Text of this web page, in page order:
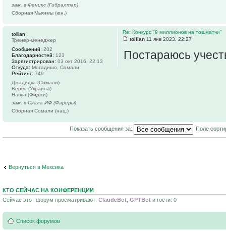
зам. в Феникс (Гибралтар)
Сборная Мьянмы (юн.)
Re: Конкурс "9 миллионов на тов.матчи"
tollian 11 янв 2023, 22:27
Постараюсь
tollian
Тренер-менеджер
Сообщений: 202
Благодарностей: 123
Зарегистрирован: 03 окт 2016, 22:13
Откуда: Могадишо, Сомали
Рейтинг: 749
Джадидка (Сомали)
Верес (Украина)
Навуа (Фиджи)
зам. в Скала ИФ (Фареры)
Сборная Сомали (нац.)
Показать сообщения за: Поле
Вернуться в Мексика
КТО СЕЙЧАС НА КОНФЕРЕНЦИИ
Сейчас этот форум просматривают: ClaudeBot GPTBot и гости: 0
Список форумов